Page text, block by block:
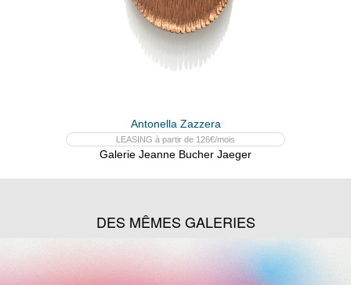
Antonella Zazzera
LEASING à partir de 126€/mois
Galerie Jeanne Bucher Jaeger
DES MÊMES GALERIES